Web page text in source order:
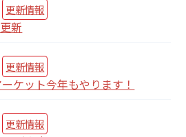
更新情報
新
更新情報
ケット今年もやります！
更新情報